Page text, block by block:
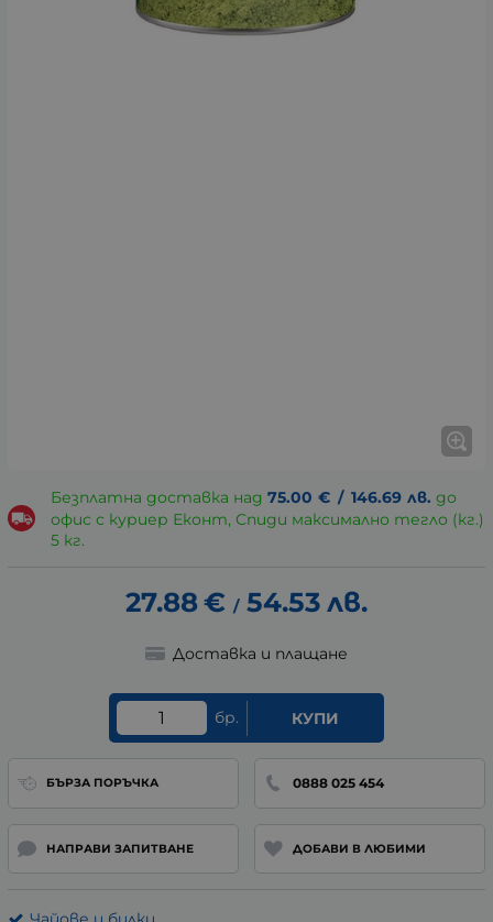
Безплатна доставка над 75.00 € / 146.69 лв. до
офис с куриер Еконт, Спиди максимално тегло (кг.)
5 кг.
27.88€ / 54.53 лв.
Доставка и плащане
бр. КУПИ
БЪРЗА ПОРЪЧКА 0888 025 454
НАПРАВИ ЗАПИТВАНЕ ДОБАВИ В ЛЮБИМИ